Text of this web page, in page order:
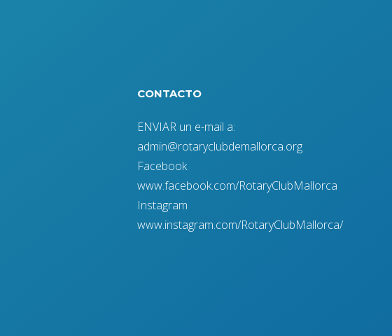
CONTACTO
ENVIAR un e-mail a:
admin@rotaryclubdemallorca.org
Facebook
www.facebook.com/RotaryClubMallorca
Instagram
www.instagram.com/RotaryClubMallorca/